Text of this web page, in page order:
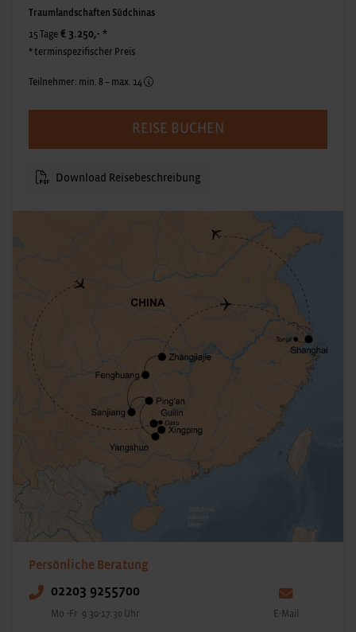
Traumlandschaften Südchinas
15 Tage € 3.250,- *
* terminspezifischer Preis
Teilnehmer: min. 8 – max. 14
REISE BUCHEN
Download Reisebeschreibung
Persönliche Beratung
02203 9255700
Mo.-Fr. 9:30-17:30 Uhr E-Mail